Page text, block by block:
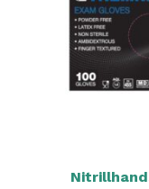
kan
vælges
på
varesiden